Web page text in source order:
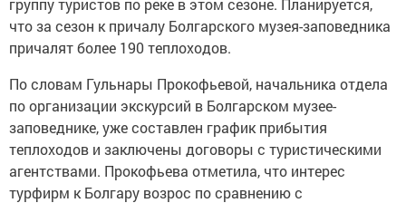
что за сезон к причалу Болгарского музея-заповедника
причалят более 190 теплоходов.
По словам Гульнары Прокофьевой, начальника отдела
по организации экскурсий в Болгарском музее-
заповеднике, уже составлен график прибытия
теплоходов и заключены договоры с туристическими
агентствами. Прокофьева отметила, что интерес
турфирм к Болгару возрос по сравнению с